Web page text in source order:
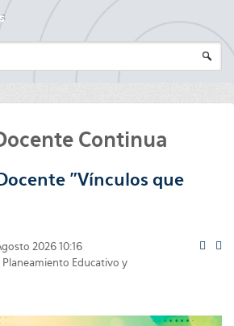
Continua
"Vínculos que
2026 10:16
Planeamiento Educativo y